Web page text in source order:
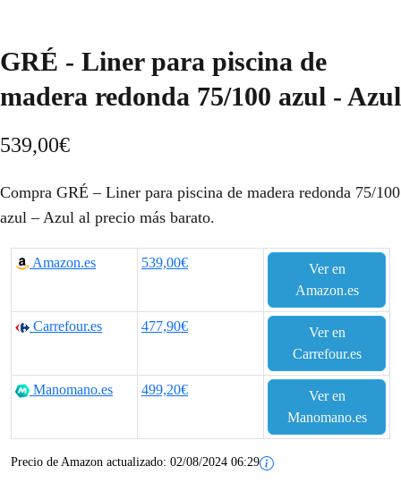
GRÉ - Liner para piscina de
madera redonda 75/100 azul - Azul
539,00€
Compra GRÉ – Liner para piscina de madera redonda 75/100
azul – Azul al precio más barato.
Amazon.es 539,00€
Ver en
Amazon.es
Carrefour.es 477,90€
Ver en
Carrefour.es
Manomano.es 499,20€
Ver en
Manomano.es
Precio de Amazon actualizado: 02/08/2024 06:29